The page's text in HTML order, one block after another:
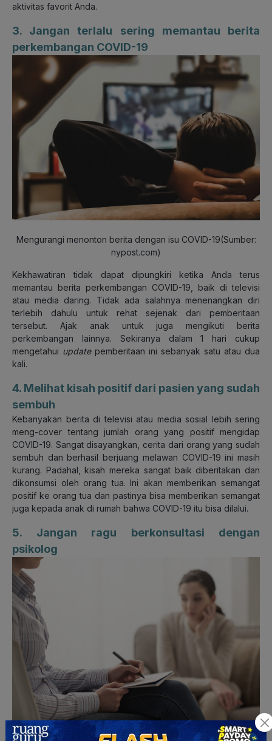
aktivitas favorit Anda.
3. Jangan terlalu sering memantau berita
perkembangan COVID-19
Mengurangi menonton berita dengan isu COVID-19(Sumber:
nypost.com)
Kekhawatiran tidak dapat dipungkiri ketika Anda terus
memantau berita perkembangan COVID-19, baik di televisi
atau media daring. Tidak ada salahnya menenangkan diri
terlebih dahulu untuk rehat sejenak dari pemberitaan
tersebut. Ajak anak untuk juga mengikuti berita
perkembangan lainnya. Sekiranya dalam 1 hari cukup
mengetahui updatepemberitaan ini sebanyak satu atau dua
kali.
4. Melihat kisah positif dari pasien yang sudah
sembuh
Kebanyakan berita di televisi atau media sosial lebih sering
meng-cover tentang jumlah orang yang positif mengidap
COVID-19. Sangat disayangkan, cerita dari orang yang sudah
sembuh dan berhasil berjuang melawan COVID-19 ini masih
kurang. Padahal, kisah mereka sangat baik diberitakan dan
dikonsumsi oleh orang tua. Ini akan memberikan semangat
positif ke orang tua dan pastinya bisa memberikan semangat
juga kepada anak di rumah bahwa COVID-19 itu bisa dilalui.
5. Jangan ragu berkonsultasi dengan
psikolog